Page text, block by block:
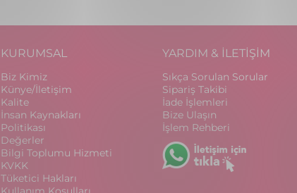
KURUMSAL
Biz Kimiz
Künye/İletişim
Kalite
İnsan Kaynakları
Politikası
Değerler
Bilgi Toplumu Hizmeti
KVKK
Tüketici Hakları
YARDIM & İLETİŞİM
Sıkça Sorulan Sorular
Sipariş Takibi
İade İşlemleri
Bize Ulaşın
İşlem Rehberi